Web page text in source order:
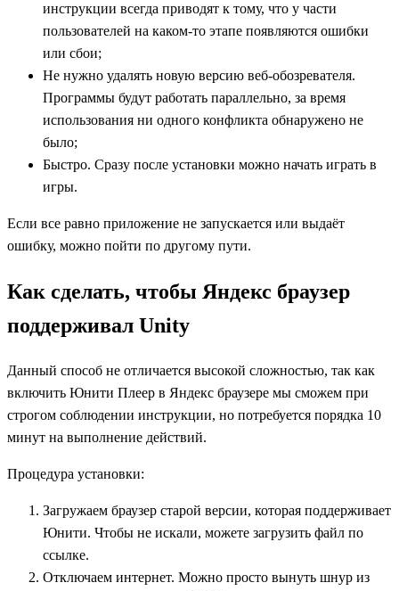
инструкции всегда приводят к тому, что у части
пользователей на каком-то этапе появляются ошибки
или сбои;
Не нужно удалять новую версию веб-обозревателя.
Программы будут работать параллельно, за время
использования ни одного конфликта обнаружено не
было;
Быстро. Сразу после установки можно начать играть в
игры.
Если все равно приложение не запускается или выдаёт
ошибку, можно пойти по другому пути.
Как сделать, чтобы Яндекс браузер
поддерживал Unity
Данный способ не отличается высокой сложностью, так как
включить Юнити Плеер в Яндекс браузере мы сможем при
строгом соблюдении инструкции, но потребуется порядка 10
минут на выполнение действий.
Процедура установки:
Загружаем браузер старой версии, которая поддерживает
Юнити. Чтобы не искали, можете загрузить файл по
ссылке.
Отключаем интернет. Можно просто вынуть шнур из